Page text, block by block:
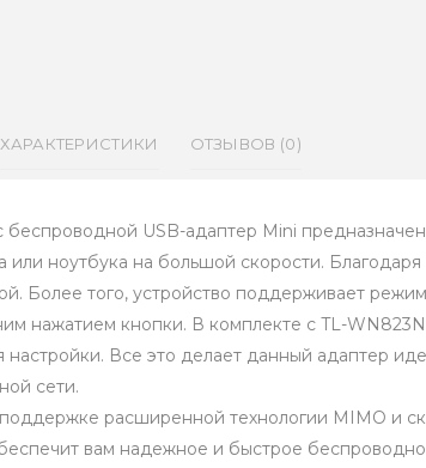
ХАРАКТЕРИСТИКИ ОТЗЫВОВ (0)
USB-адаптер Mini
или ноутбука на большой скорости.
Более того, устройство поддерживает
нажатием кнопки. В комплекте с TL-
настройки. Все это делает данный адаптер
сети.
расширенной технологии MIMO и
вам надежное и быстрое